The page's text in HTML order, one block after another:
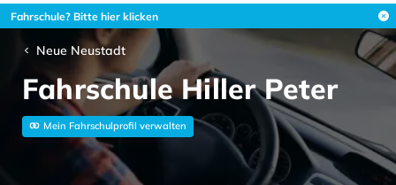
Fahrschule? Bitte hier klicken
Neue Neustadt
Fahrschule Hiller Peter
Mein Fahrschulprofil verwalten